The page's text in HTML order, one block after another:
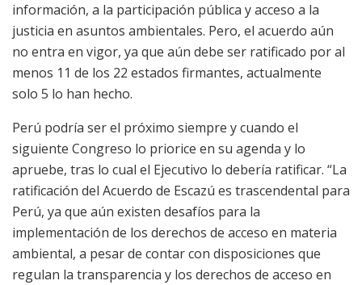
información, a la participación pública y acceso a la
justicia en asuntos ambientales. Pero, el acuerdo aún
no entra en vigor, ya que aún debe ser ratificado por al
menos 11 de los 22 estados firmantes, actualmente
solo 5 lo han hecho.
Perú podría ser el próximo siempre y cuando el
siguiente Congreso lo priorice en su agenda y lo
apruebe, tras lo cual el Ejecutivo lo debería ratificar. “La
ratificación del Acuerdo de Escazú es trascendental para
Perú, ya que aún existen desafíos para la
implementación de los derechos de acceso en materia
ambiental, a pesar de contar con disposiciones que
regulan la transparencia y los derechos de acceso en